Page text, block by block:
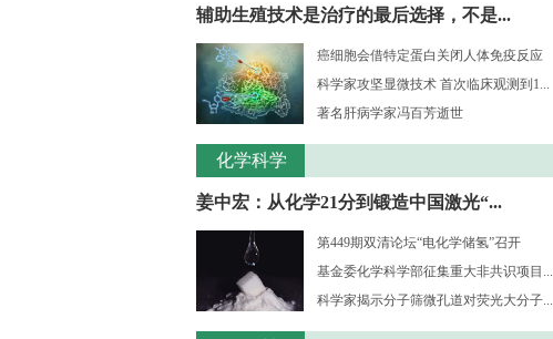
辅助生殖技术是治疗的最后选择，不是...
癌细胞会借特定蛋白关闭人体免疫反应
科学家攻坚显微技术 首次临床观测到1...
著名肝病学家冯百芳逝世
化学科学
姜中宏：从化学21分到锻造中国激光“...
第449期双清论坛“电化学储氢”召开
基金委化学科学部征集重大非共识项目...
科学家揭示分子筛微孔道对荧光大分子...